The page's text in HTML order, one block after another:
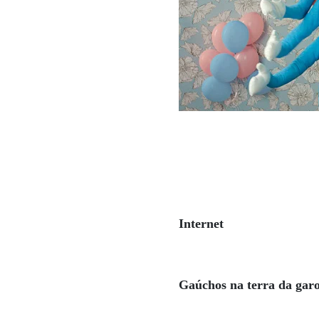
Internet
Gaúchos na terra da